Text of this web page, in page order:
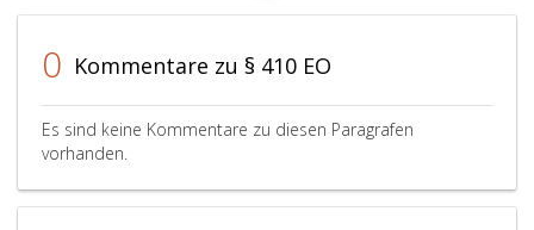
0 Kommentare zu § 410 EO
Es sind keine Kommentare zu diesen Paragrafen
vorhanden.